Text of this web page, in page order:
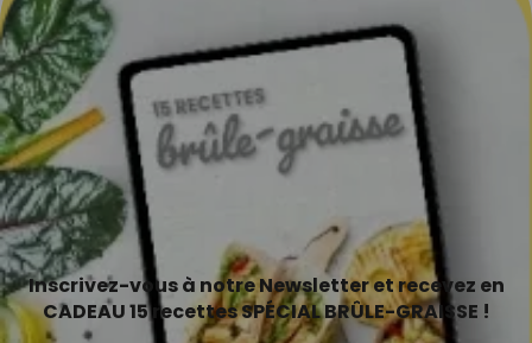
Inscrivez-vous à notre Newsletter et recevez en
CADEAU 15 recettes SPÉCIAL BRÛLE-GRAISSE !